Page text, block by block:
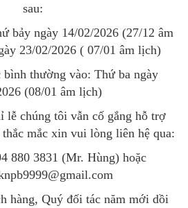
sau:
bảy ngày 14/02/2026 (27/12 âm
23/02/2026 ( 07/01 âm lịch)
thường vào: Thứ ba ngày
(08/01 âm lịch)
lễ chúng tôi vẫn cố gắng hỗ trợ
mắc xin vui lòng liên hệ qua:
880 3831 (Mr. Hùng) hoặc
hàng, Quý đối tác năm mới dồi